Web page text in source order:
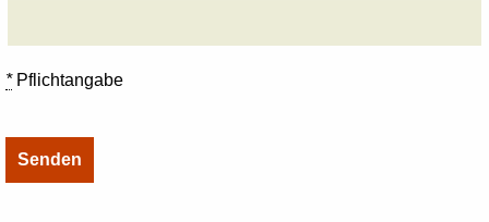
*Pflichtangabe